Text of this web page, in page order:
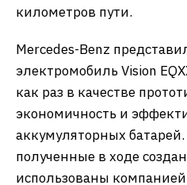
километров пути.
Mercedes-Benz
электромобиль Vision
как раз в качестве
экономичность и
аккумуляторных
полученные в ходе
использованы